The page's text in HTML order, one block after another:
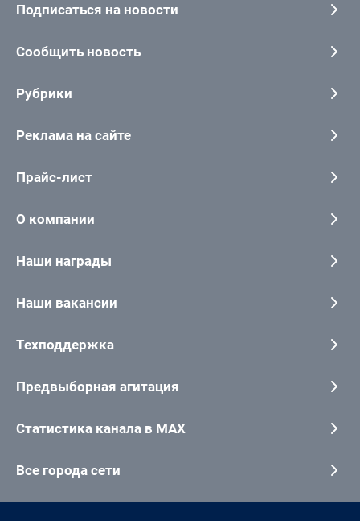
Подписаться на новости
Сообщить новость
Рубрики
Реклама на сайте
Прайс-лист
О компании
Наши награды
Наши вакансии
Техподдержка
Предвыборная агитация
Статистика канала в MAX
Все города сети